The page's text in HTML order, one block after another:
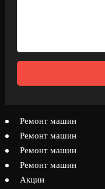
Ремонт машин
Ремонт машин
Ремонт машин
Ремонт машин
Акции